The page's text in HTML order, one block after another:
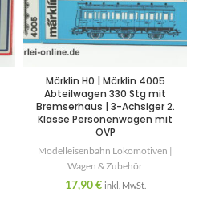
Märklin H0 | Märklin 4005
Abteilwagen 330 Stg mit
Bremserhaus | 3-Achsiger 2.
Klasse Personenwagen mit
OVP
Modelleisenbahn Lokomotiven |
Wagen & Zubehör
17,90€ inkl. MwSt.